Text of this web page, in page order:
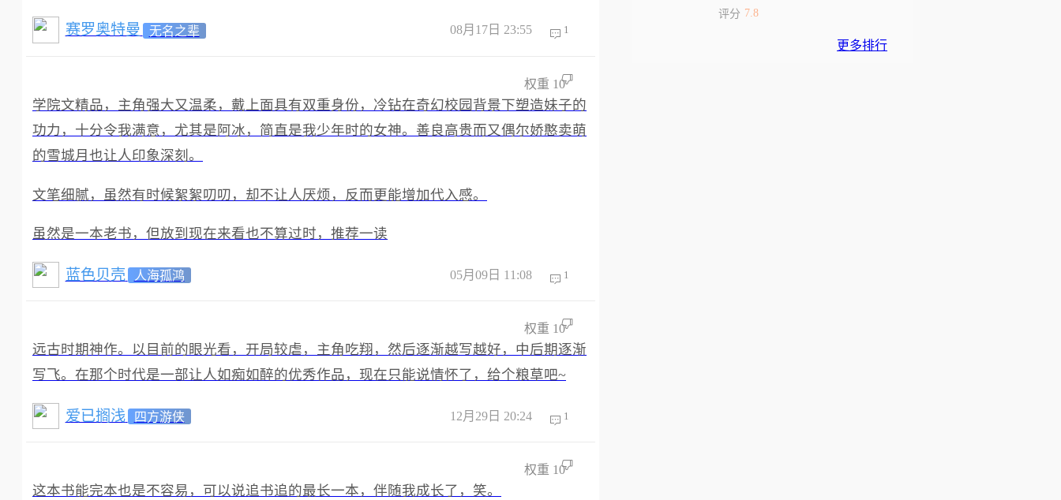
赛罗奥特曼 无名之辈 08月17日 23:55 1
权重 10
学院文精品，主角强大又温柔，戴上面具有双重身份，冷钻在奇幻校园背景下塑造妹子的
功力，十分令我满意，尤其是阿冰，简直是我少年时的女神。善良高贵而又偶尔娇憨卖萌
的雪城月也让人印象深刻。
文笔细腻，虽然有时候絮絮叨叨，却不让人厌烦，反而更能增加代入感。
虽然是一本老书，但放到现在来看也不算过时，推荐一读
蓝色贝壳 人海孤鸿 05月09日 11:08 1
权重 10
远古时期神作。以目前的眼光看，开局较虐，主角吃翔，然后逐渐越写越好，中后期逐渐
写飞。在那个时代是一部让人如痴如醉的优秀作品，现在只能说情怀了，给个粮草吧~
爱已搁浅 四方游侠 12月29日 20:24 1
权重 10
这本书能完本也是不容易，可以说追书追的最长一本，伴随我成长了，笑。
评分 7.8
更多排行